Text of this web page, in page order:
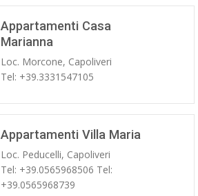
Appartamenti Casa
Marianna
Loc. Morcone, Capoliveri
Tel: +39.3331547105
Appartamenti Villa Maria
Loc. Peducelli, Capoliveri
Tel: +39.0565968506 Tel:
+39.0565968739